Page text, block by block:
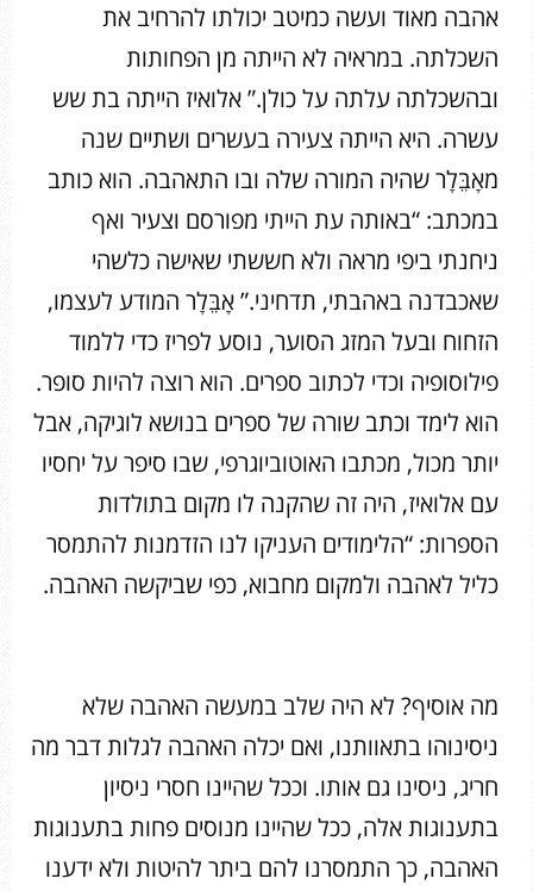
אהבה מאוד ועשה כמיטב יכולתו להרחיב את
השכלתה. במראיה לא הייתה מן הפחותות
ובהשכלתה עלתה על כולן.” אלואיז הייתה בת שש
עשרה. היא הייתה צעירה בעשרים ושתיים שנה
מאָבֵּלָר שהיה המורה שלה ובו התאהבה. הוא כותב
במכתב: “באותה עת הייתי מפורסם וצעיר ואף
ניחנתי ביפי מראה ולא חששתי שאישה כלשהי
שאכבדנה באהבתי, תדחיני.” אָבֵּלָר המודע לעצמו,
הזחוח ובעל המזג הסוער, נוסע לפריז כדי ללמוד
פילוסופיה וכדי לכתוב ספרים. הוא רוצה להיות סופר.
הוא לימד וכתב שורה של ספרים בנושא לוגיקה, אבל
יותר מכול, מכתבו האוטוביוגרפי, שבו סיפר על יחסיו
עם אלואיז, היה זה שהקנה לו מקום בתולדות
הספרות: “הלימודים העניקו לנו הזדמנות להתמסר
כליל לאהבה ולמקום מחבוא, כפי שביקשה האהבה.
מה אוסיף? לא היה שלב במעשה האהבה שלא
ניסינוהו בתאוותנו, ואם יכלה האהבה לגלות דבר מה
חריג, ניסינו גם אותו. וככל שהיינו חסרי ניסיון
בתענוגות אלה, ככל שהיינו מנוסים פחות בתענוגות
האהבה, כך התמסרנו להם ביתר להיטות ולא ידענו